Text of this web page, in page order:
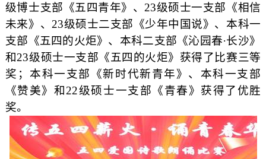
级博士支部《五四青年》、 23级硕士一支部《相信
未来》、 23级硕士二支部《少年中国说》、本科一
支部《五四的火炬》、本科二支部《沁园春·长沙》
和23级硕士一支部《五四的火炬》获得了比赛三等
奖；本科一支部《新时代新青年》、本科一支部
《赞美》和22级硕士一支部《青春》获得了优胜
奖。